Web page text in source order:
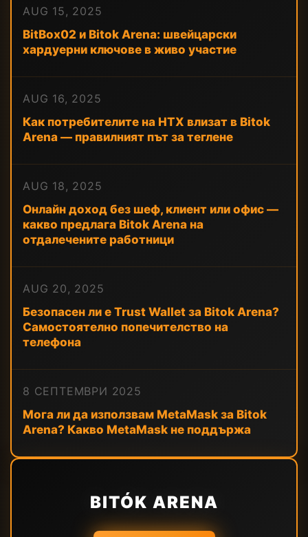
AUG 15, 2025
BitBox02 и Bitok Arena: швейцарски
хардуерни ключове в живо участие
AUG 16, 2025
Как потребителите на HTX влизат в Bitok
Arena — правилният път за теглене
AUG 18, 2025
Онлайн доход без шеф, клиент или офис —
какво предлага Bitok Arena на
отдалечените работници
AUG 20, 2025
Безопасен ли е Trust Wallet за Bitok Arena?
Самостоятелно попечителство на
телефона
8 СЕПТЕМВРИ 2025
Мога ли да използвам MetaMask за Bitok
Arena? Какво MetaMask не поддържа
BITÓK ARENA